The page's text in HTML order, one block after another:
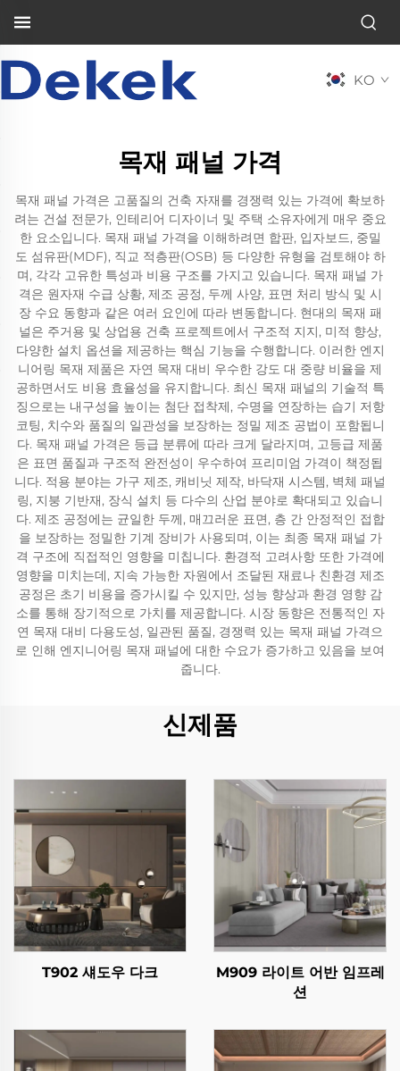
KO
목재 패널 가격
목재 패널 가격은 고품질의 건축 자재를 경쟁력 있는 가격에 확보하
려는 건설 전문가, 인테리어 디자이너 및 주택 소유자에게 매우 중요
한 요소입니다. 목재 패널 가격을 이해하려면 합판, 입자보드, 중밀
도 섬유판(MDF), 직교 적층판(OSB) 등 다양한 유형을 검토해야 하
며, 각각 고유한 특성과 비용 구조를 가지고 있습니다. 목재 패널 가
격은 원자재 수급 상황, 제조 공정, 두께 사양, 표면 처리 방식 및 시
장 수요 동향과 같은 여러 요인에 따라 변동합니다. 현대의 목재 패
널은 주거용 및 상업용 건축 프로젝트에서 구조적 지지, 미적 향상,
다양한 설치 옵션을 제공하는 핵심 기능을 수행합니다. 이러한 엔지
니어링 목재 제품은 자연 목재 대비 우수한 강도 대 중량 비율을 제
공하면서도 비용 효율성을 유지합니다. 최신 목재 패널의 기술적 특
징으로는 내구성을 높이는 첨단 접착제, 수명을 연장하는 습기 저항
코팅, 치수와 품질의 일관성을 보장하는 정밀 제조 공법이 포함됩니
다. 목재 패널 가격은 등급 분류에 따라 크게 달라지며, 고등급 제품
은 표면 품질과 구조적 완전성이 우수하여 프리미엄 가격이 책정됩
니다. 적용 분야는 가구 제조, 캐비닛 제작, 바닥재 시스템, 벽체 패널
링, 지붕 기반재, 장식 설치 등 다수의 산업 분야로 확대되고 있습니
다. 제조 공정에는 균일한 두께, 매끄러운 표면, 층 간 안정적인 접합
을 보장하는 정밀한 기계 장비가 사용되며, 이는 최종 목재 패널 가
격 구조에 직접적인 영향을 미칩니다. 환경적 고려사항 또한 가격에
영향을 미치는데, 지속 가능한 자원에서 조달된 재료나 친환경 제조
공정은 초기 비용을 증가시킬 수 있지만, 성능 향상과 환경 영향 감
소를 통해 장기적으로 가치를 제공합니다. 시장 동향은 전통적인 자
연 목재 대비 다용도성, 일관된 품질, 경쟁력 있는 목재 패널 가격으
로 인해 엔지니어링 목재 패널에 대한 수요가 증가하고 있음을 보여
줍니다.
신제품
T902 섀도우 다크
M909 라이트 어반 임프레
션